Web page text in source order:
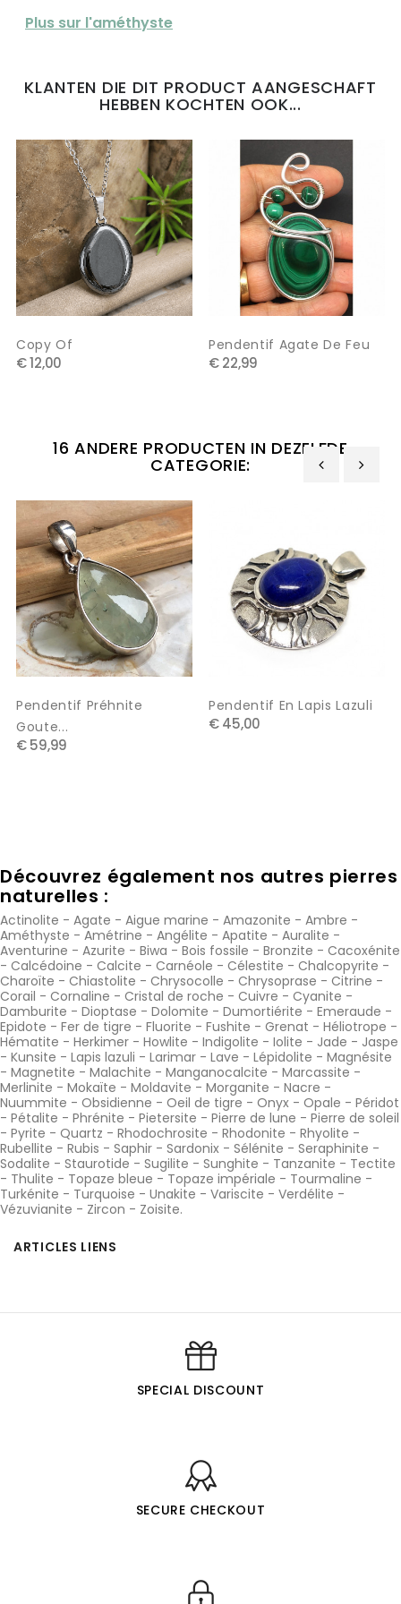
Plus sur l'améthyste
KLANTEN DIE DIT PRODUCT AANGESCHAFT
HEBBEN KOCHTEN OOK...
Copy Of
€ 12,00
Pendentif Agate De Feu
€ 22,99
16 ANDERE PRODUCTEN IN DEZELFDE
CATEGORIE:
Pendentif Préhnite
Goute...
€ 59,99
Pendentif En Lapis Lazuli
€ 45,00
Découvrez également nos autres pierres
naturelles :
Actinolite - Agate - Aigue marine - Amazonite - Ambre -
Améthyste - Amétrine - Angélite - Apatite - Auralite -
Aventurine - Azurite - Biwa - Bois fossile - Bronzite - Cacoxénite
- Calcédoine - Calcite - Carnéole - Célestite - Chalcopyrite -
Charoïte - Chiastolite - Chrysocolle - Chrysoprase - Citrine -
Corail - Cornaline - Cristal de roche - Cuivre - Cyanite -
Damburite - Dioptase - Dolomite - Dumortiérite - Emeraude -
Epidote - Fer de tigre - Fluorite - Fushite - Grenat - Héliotrope -
Hématite - Herkimer - Howlite - Indigolite - Iolite - Jade - Jaspe
- Kunsite - Lapis lazuli - Larimar - Lave - Lépidolite - Magnésite
- Magnetite - Malachite - Manganocalcite - Marcassite -
Merlinite - Mokaïte - Moldavite - Morganite - Nacre -
Nuummite - Obsidienne - Oeil de tigre - Onyx - Opale - Péridot
- Pétalite - Phrénite - Pietersite - Pierre de lune - Pierre de soleil
- Pyrite - Quartz - Rhodochrosite - Rhodonite - Rhyolite -
Rubellite - Rubis - Saphir - Sardonix - Sélénite - Seraphinite -
Sodalite - Staurotide - Sugilite - Sunghite - Tanzanite - Tectite
- Thulite - Topaze bleue - Topaze impériale - Tourmaline -
Turkénite - Turquoise - Unakite - Variscite - Verdélite -
Vézuvianite - Zircon - Zoisite.
ARTICLES LIENS
SPECIAL DISCOUNT
SECURE CHECKOUT